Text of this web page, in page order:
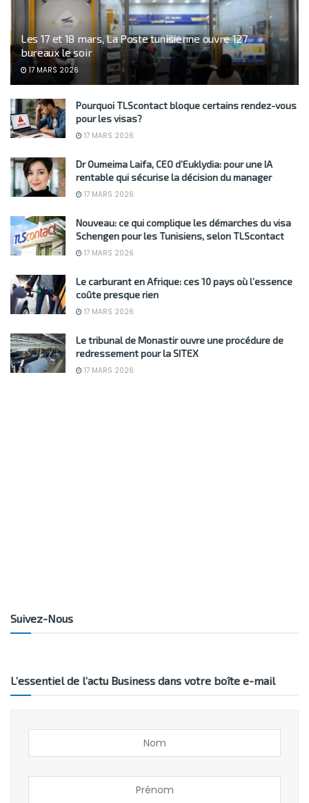
Les 17 et 18 mars, La Poste tunisienne ouvre 127
bureaux le soir
17 MARS 2026
Pourquoi TLScontact bloque certains rendez-vous
pour les visas?
17 MARS 2026
Dr Oumeima Laifa, CEO d’Euklydia: pour une IA
rentable qui sécurise la décision du manager
17 MARS 2026
Nouveau: ce qui complique les démarches du visa
Schengen pour les Tunisiens, selon TLScontact
17 MARS 2026
Le carburant en Afrique: ces 10 pays où l’essence
coûte presque rien
17 MARS 2026
Le tribunal de Monastir ouvre une procédure de
redressement pour la SITEX
17 MARS 2026
Suivez-Nous
L’essentiel de l’actu Business dans votre boîte e-mail